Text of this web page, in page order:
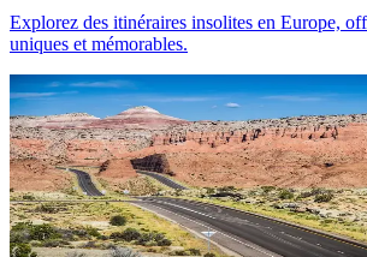
Explorez des itinéraires insolites en Europe,
uniques et mémorables.